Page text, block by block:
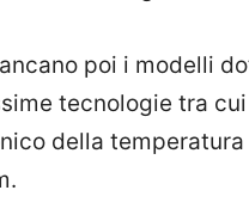
poi i modelli
tecnologie tra
della temperatura